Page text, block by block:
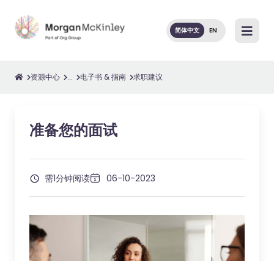
简体中文 EN
资源中心 ... 电子书 & 指南 求职建议
准备您的面试
需1分钟阅读 06-10-2023